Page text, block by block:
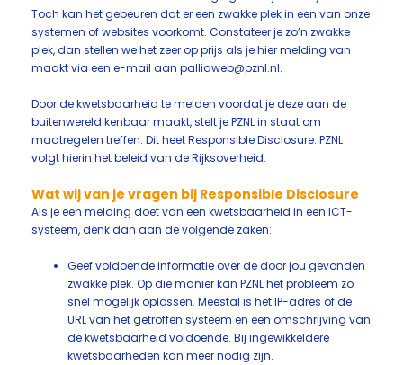
Toch kan het gebeuren dat er een zwakke plek in een van onze
systemen of websites voorkomt. Constateer je zo’n zwakke
plek, dan stellen we het zeer op prijs als je hier melding van
maakt via een e-mail aan palliaweb@pznl.nl.
Door de kwetsbaarheid te melden voordat je deze aan de
buitenwereld kenbaar maakt, stelt je PZNL in staat om
maatregelen treffen. Dit heet Responsible Disclosure. PZNL
volgt hierin het beleid van de Rijksoverheid.
Wat wij van je vragen bij Responsible Disclosure
Als je een melding doet van een kwetsbaarheid in een ICT-
systeem, denk dan aan de volgende zaken:
Geef voldoende informatie over de door jou gevonden
zwakke plek. Op die manier kan PZNL het probleem zo
snel mogelijk oplossen. Meestal is het IP-adres of de
URL van het getroffen systeem en een omschrijving van
de kwetsbaarheid voldoende. Bij ingewikkeldere
kwetsbaarheden kan meer nodig zijn.